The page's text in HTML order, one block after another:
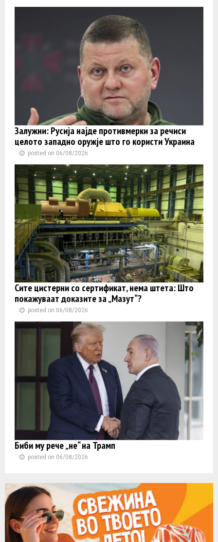
Залужни: Русија најде противмерки за речиси
целото западно оружје што го користи Украина
posted on 06/08/2026
Сите цистерни со сертификат, нема штета: Што
покажуваат доказите за „Мазут“?
posted on 06/08/2026
Биби му рече „не“ на Трамп
posted on 06/08/2026